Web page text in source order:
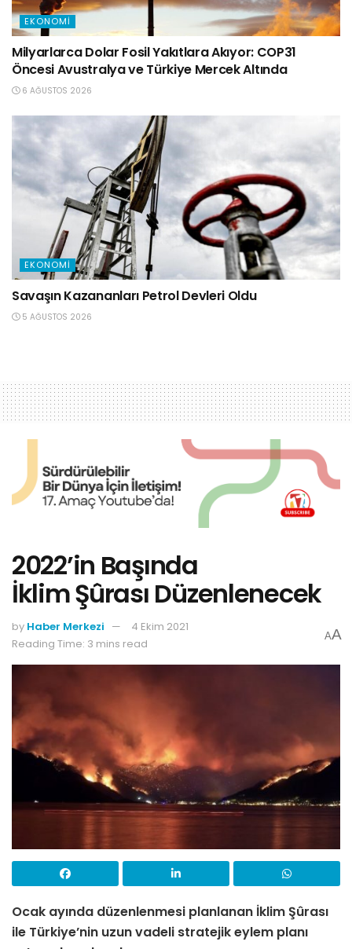
EKONOMI
Milyarlarca Dolar Fosil Yakıtlara Akıyor: COP31
Öncesi Avustralya ve Türkiye Mercek Altında
6 AĞUSTOS 2026
EKONOMI
Savaşın Kazananları Petrol Devleri Oldu
5 AĞUSTOS 2026
2022’in Başında
İklim Şûrası Düzenlenecek
by Haber Merkezi
4 Ekim 2021
Reading Time: 3 mins read
AA
Ocak ayında düzenlenmesi planlanan İklim Şûrası
ile Türkiye’nin uzun vadeli stratejik eylem planı